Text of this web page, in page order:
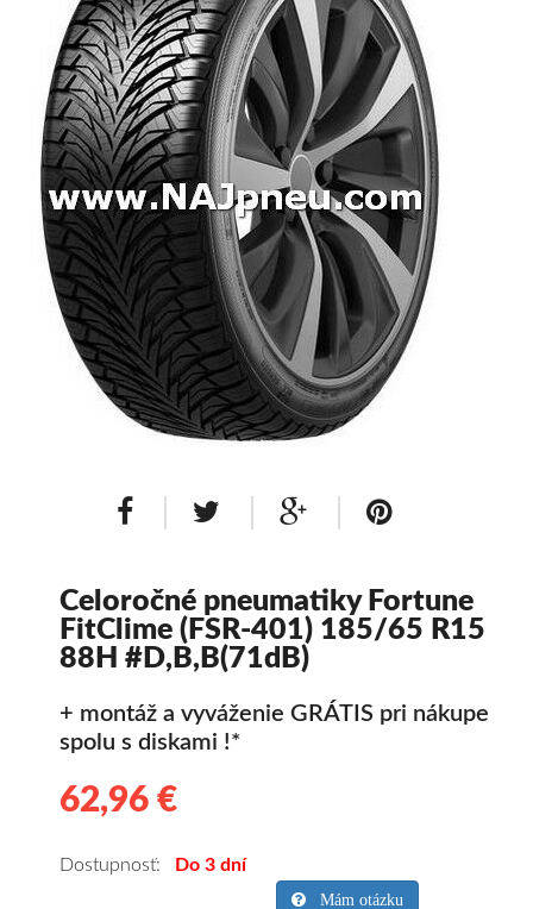
Dodávkové + malé úžitkové
Celoročné pneumatiky
Osobné/crossover + malé úžitkové
SUV/crossover + OFFRoad-ové
Dodávkové + malé úžitkové
Disky
Hliníkové / ALU disky / Elektróny
Puklice na kolesá Kontakt Blog
Celoročné pneumatiky Fortune
FitClime (FSR-401) 185/65 R15
88H #D,B,B(71dB)
+ montáž a vyváženie GRÁTIS pri nákupe
spolu s diskami !*
62,96 €
pneumatiky
Dostupnosť: Do 3 dní
Mám otázku